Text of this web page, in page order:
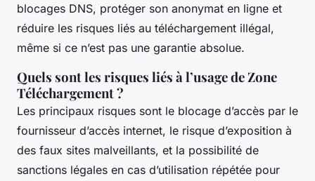
blocages DNS, protéger son anonymat en ligne et
réduire les risques liés au téléchargement illégal,
même si ce n’est pas une garantie absolue.
Quels sont les risques liés à l’usage de Zone
Téléchargement ?
Les principaux risques sont le blocage d’accès par le
fournisseur d’accès internet, le risque d’exposition à
des faux sites malveillants, et la possibilité de
sanctions légales en cas d’utilisation répétée pour